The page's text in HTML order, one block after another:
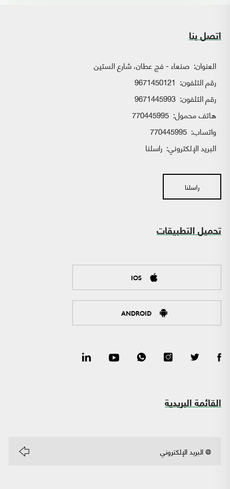
اتصل بنا
العنوان: صنعاء - فج عطان، شارع الستين
رقم التلفون: 9671450121
رقم التلفون: 9671445993
هاتف محمول: 770445995
واتساب:
البريد الإلكتروني: راسلنا
راسلنا
تحميل التطبيقات
IOS
ANDROID
القائمة البريدية